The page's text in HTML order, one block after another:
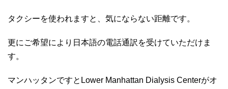
タクシーを使われますと、気にならない距離です。
更にご希望により日本語の電話通訳を受けていただけま
す。
マンハッタンですとLower Manhattan Dialysis Centerがオ